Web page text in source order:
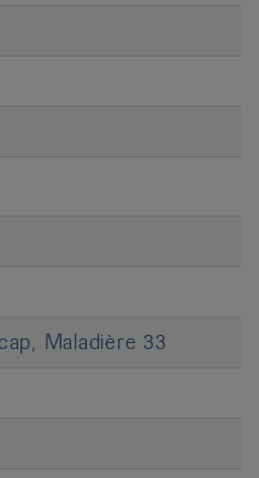
Maladière 33